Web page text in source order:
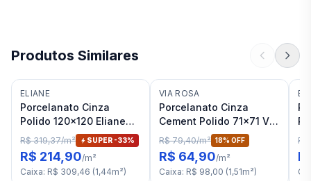
Produtos Similares
ELIANE
Porcelanato Cinza
Polido 120x120 Eliane
Valenciano Gris RET "A"
R$ 319,37/m² SUPER -33%
R$ 214,90/m²
Caixa: R$ 309,46 (1,44m²)
VIA ROSA
Porcelanato Cinza
Cement Polido 71x71 Via
Rosa Metropole RET "C"
R$ 79,40/m² 18% OFF
R$ 64,90/m²
Caixa: R$ 98,00 (1,51m²)